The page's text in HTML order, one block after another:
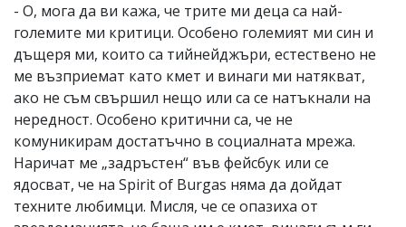
- О, мога да ви кажа, че трите ми деца са най-
големите ми критици. Особено големият ми син и
дъщеря ми, които са тийнейджъри, естествено не
ме възприемат като кмет и винаги ми натякват,
ако не съм свършил нещо или са се натъкнали на
нередност. Особено критични са, че не
комуникирам достатъчно в социалната мрежа.
Наричат ме „задръстен“ във фейсбук или се
ядосват, че на Spirit of Burgas няма да дойдат
техните любимци. Мисля, че се опазиха от